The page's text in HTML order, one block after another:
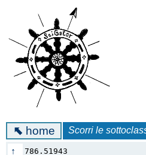
⬉ home Scorri le
↑ 786.51943 organi